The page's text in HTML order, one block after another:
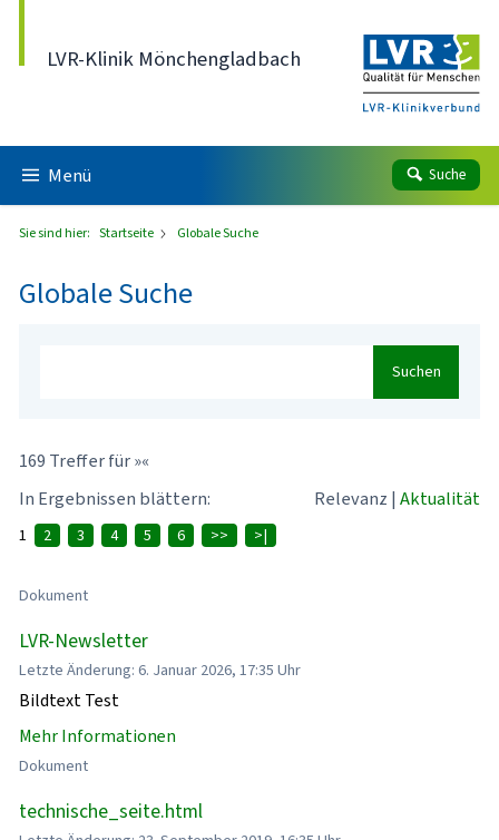
LVR-Klinik Mönchengladbach
Menü Suche
Sie sind hier: Startseite Globale Suche
Globale Suche
Suchen
169 Treffer für »«
In Ergebnissen blättern:
Relevanz | Aktualität
1 2 3 4 5 6 >> >|
Dokument
LVR-Newsletter
Letzte Änderung: 6. Januar 2026, 17:35 Uhr
Bildtext Test
Mehr Informationen
Dokument
technische_seite.html